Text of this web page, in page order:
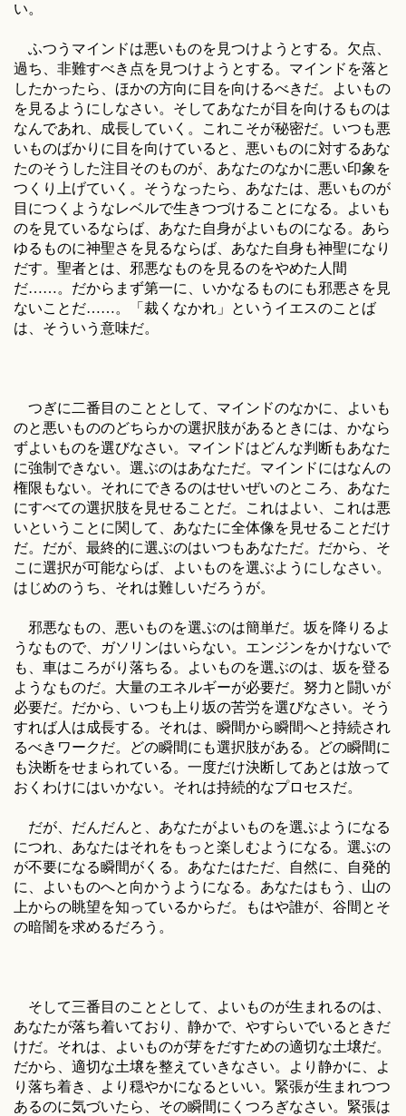
い。
ふつうマインドは悪いものを見つけようとする。欠点、
過ち、非難すべき点を見つけようとする。マインドを落と
したかったら、ほかの方向に目を向けるべきだ。よいもの
を見るようにしなさい。そしてあなたが目を向けるものは
なんであれ、成長していく。これこそが秘密だ。いつも悪
いものばかりに目を向けていると、悪いものに対するあな
たのそうした注目そのものが、あなたのなかに悪い印象を
つくり上げていく。そうなったら、あなたは、悪いものが
目につくようなレベルで生きつづけることになる。よいも
のを見ているならば、あなた自身がよいものになる。あら
ゆるものに神聖さを見るならば、あなた自身も神聖になり
だす。聖者とは、邪悪なものを見るのをやめた人間
だ……。だからまず第一に、いかなるものにも邪悪さを見
ないことだ……。「裁くなかれ」というイエスのことば
は、そういう意味だ。
つぎに二番目のこととして、マインドのなかに、よいも
のと悪いもののどちらかの選択肢があるときには、かなら
ずよいものを選びなさい。マインドはどんな判断もあなた
に強制できない。選ぶのはあなただ。マインドにはなんの
権限もない。それにできるのはせいぜいのところ、あなた
にすべての選択肢を見せることだ。これはよい、これは悪
いということに関して、あなたに全体像を見せることだけ
だ。だが、最終的に選ぶのはいつもあなただ。だから、そ
こに選択が可能ならば、よいものを選ぶようにしなさい。
はじめのうち、それは難しいだろうが。
邪悪なもの、悪いものを選ぶのは簡単だ。坂を降りるよ
うなもので、ガソリンはいらない。エンジンをかけないで
も、車はころがり落ちる。よいものを選ぶのは、坂を登る
ようなものだ。大量のエネルギーが必要だ。努力と闘いが
必要だ。だから、いつも上り坂の苦労を選びなさい。そう
すれば人は成長する。それは、瞬間から瞬間へと持続され
るべきワークだ。どの瞬間にも選択肢がある。どの瞬間に
も決断をせまられている。一度だけ決断してあとは放って
おくわけにはいかない。それは持続的なプロセスだ。
だが、だんだんと、あなたがよいものを選ぶようになる
につれ、あなたはそれをもっと楽しむようになる。選ぶの
が不要になる瞬間がくる。あなたはただ、自然に、自発的
に、よいものへと向かうようになる。あなたはもう、山の
上からの眺望を知っているからだ。もはや誰が、谷間とそ
の暗闇を求めるだろう。
そして三番目のこととして、よいものが生まれるのは、
あなたが落ち着いており、静かで、やすらいでいるときだ
けだ。それは、よいものが芽をだすための適切な土壌だ。
だから、適切な土壌を整えていきなさい。より静かに、よ
り落ち着き、より穏やかになるといい。緊張が生まれつつ
あるのに気づいたら、その瞬間にくつろぎなさい。緊張は